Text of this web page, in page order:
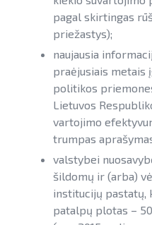
įrengti ant
Procedūros
Leidiniai
Teisinė
»Projektų
susitarimų
Energijos
EVE
EVE
Viešuosius
paslaugų
Teisinė
Viešųjų
VIEŠŲJŲ PASTATŲ
pagal skirtingas
priežastys);
naujausia
praėjusiais metais
politikos
Lietuvos
vartojimo
trumpas
valstybei
šildomų ir (arba)
institucijų pastatų,
patalpų plotas –